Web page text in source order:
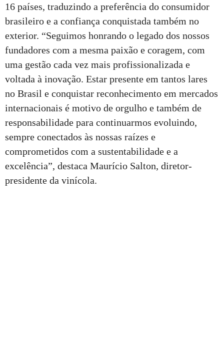
16 países, traduzindo a preferência do consumidor
brasileiro e a confiança conquistada também no
exterior. “Seguimos honrando o legado dos nossos
fundadores com a mesma paixão e coragem, com
uma gestão cada vez mais profissionalizada e
voltada à inovação. Estar presente em tantos lares
no Brasil e conquistar reconhecimento em mercados
internacionais é motivo de orgulho e também de
responsabilidade para continuarmos evoluindo,
sempre conectados às nossas raízes e
comprometidos com a sustentabilidade e a
excelência”, destaca Maurício Salton, diretor-
presidente da vinícola.